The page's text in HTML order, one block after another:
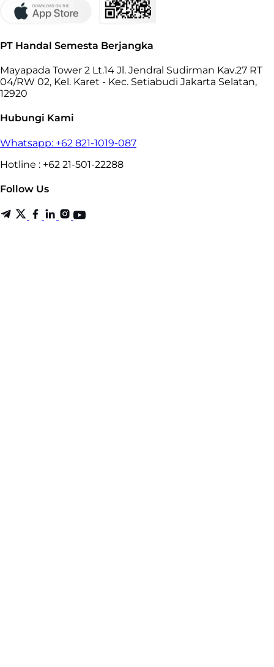
PT Handal Semesta Berjangka
Mayapada Tower 2 Lt.14 Jl. Jendral Sudirman Kav.27 RT
04/RW 02, Kel. Karet - Kec. Setiabudi Jakarta Selatan,
12920
Hubungi Kami
Whatsapp: +62 821-1019-087
Hotline : +62 21-501-22288
Follow Us